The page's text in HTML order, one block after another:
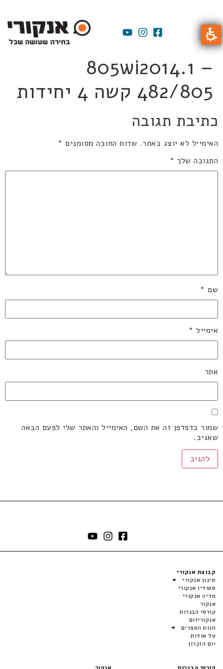
805wi2014.1 –
482/805 קשה 4 יחידות
כתיבת תגובה
האימייל לא יוצג באתר. שדות החובה מסומנים *
התגובה שלך *
שם *
אימייל *
אתר
שמור בדפדפן זה את השם, האימייל והאתר שלי לפעם הבאה
שאגיב.
קבוצת אנקורי
תיכון אנקורי
סטודיו אנקורי
מדיה אנקורי
אנקור
קורסי הבגרות
אנקוריזום
חנות הספרים
על אודות
יום הזכרון